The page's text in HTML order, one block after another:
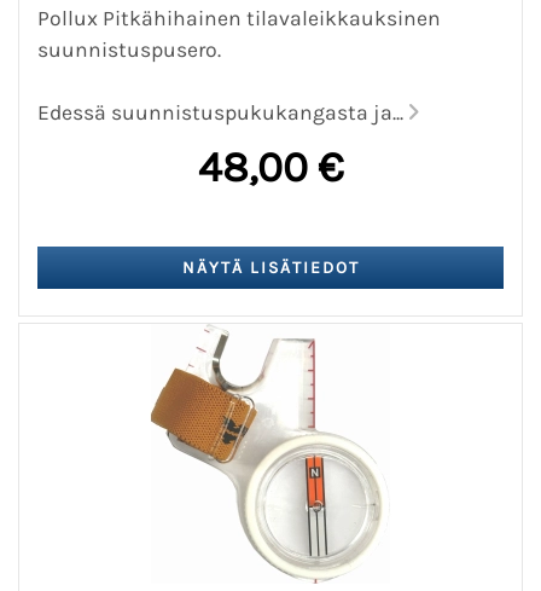
Pollux Pitkähihainen tilavaleikkauksinen
suunnistuspusero.
Edessä suunnistuspukukangasta ja...
48,00 €